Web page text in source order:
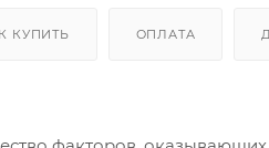
КУПИТЬ ОПЛАТА